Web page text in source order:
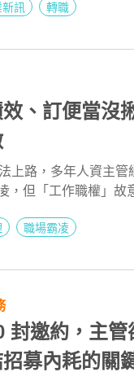
，以及台灣半導體、
訊 轉職
、訂便當沒
上路，多年人資主
，但「工作職權」故
理應回歸客觀考核並
。
職場霸凌
封邀約，主
募內耗的關